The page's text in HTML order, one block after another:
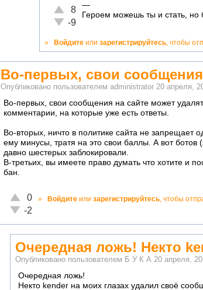
Отлично!
8
Неадекватно!
-9
—
Героем можешь ты и стать, но
» Войдите или зарегистрируйтесь, чтобы
Во-первых, свои
Опубликовано пользователем administrator 20 апреля,
Во-первых, свои сообщения на сайте может
комментарии, на которые уже есть ответы.
Во-вторых, ничто в политике сайта не запрещает
ему минусы, тратя на это свои баллы. А вот ботов
давно шестерых заблокировали.
В-третьих, вы имеете право думать что хотите и
бан.
Отлично!
0
Неадекватно!
-2
» Войдите или зарегистрируйтесь, чтобы
Очередная ложь! Некто
Опубликовано пользователем Б У К А 20 апреля,
Очередная ложь!
Некто kender на моих глазах удалил своё